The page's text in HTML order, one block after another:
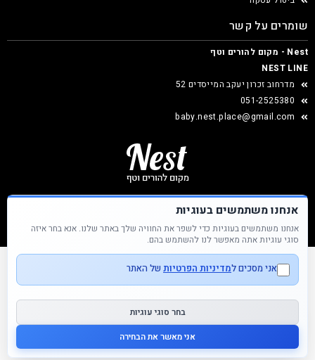
שומרים על קשר
Nest - מקום להורים וטף
NEST LINE
מדרחוב זכרון יעקב המייסדים 52
051-2525380
baby.nest.place@gmail.com
Nest &copy כל הזכויות שמורות
אנחנו משתמשים בעוגיות
אנחנו משתמשים בעוגיות כדי לשפר את החוויה שלך באתר שלנו. אנא בחר איזה
סוגי עוגיות אתה מאפשר לנו להשתמש בהם.
אני מסכים למדיניות הפרטיות של האתר
בחר סוגי עוגיות
אני מאשר את הבחירה